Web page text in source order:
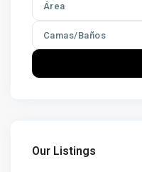
Área
Camas/Baños
Our Listings